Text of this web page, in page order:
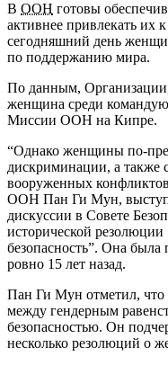
В ООН готовы
активнее привлекать их
сегодняшний день
по поддержанию мира.
По данным,
женщина среди
Миссии ООН на Кипре.
“Однако женщины по-
дискриминации, а также
вооруженных
ООН Пан Ги Мун,
дискуссии в Совете
исторической
безопасность”. Она
ровно 15 лет назад.
Пан Ги Мун отметил, что
между гендерным
безопасностью. Он
несколько резолюций о